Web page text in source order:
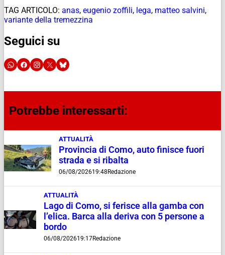
TAG ARTICOLO: anas, eugenio zoffili, lega, matteo salvini,
variante della tremezzina
Seguici su
Potrebbe interessarti:
ATTUALITÀ
Provincia di Como, auto finisce fuori
strada e si ribalta
06/08/202619:48 Redazione
ATTUALITÀ
Lago di Como, si ferisce alla gamba con
l’elica. Barca alla deriva con 5 persone a
bordo
06/08/202619:17Redazione